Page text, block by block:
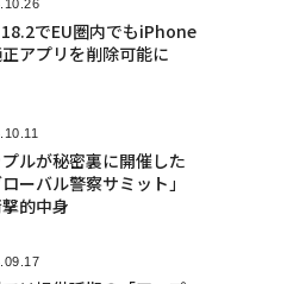
でEU圏内でもiPhone
アプリを削除可能に
ルが秘密裏に開催した
ローバル警察サミット」
的中身